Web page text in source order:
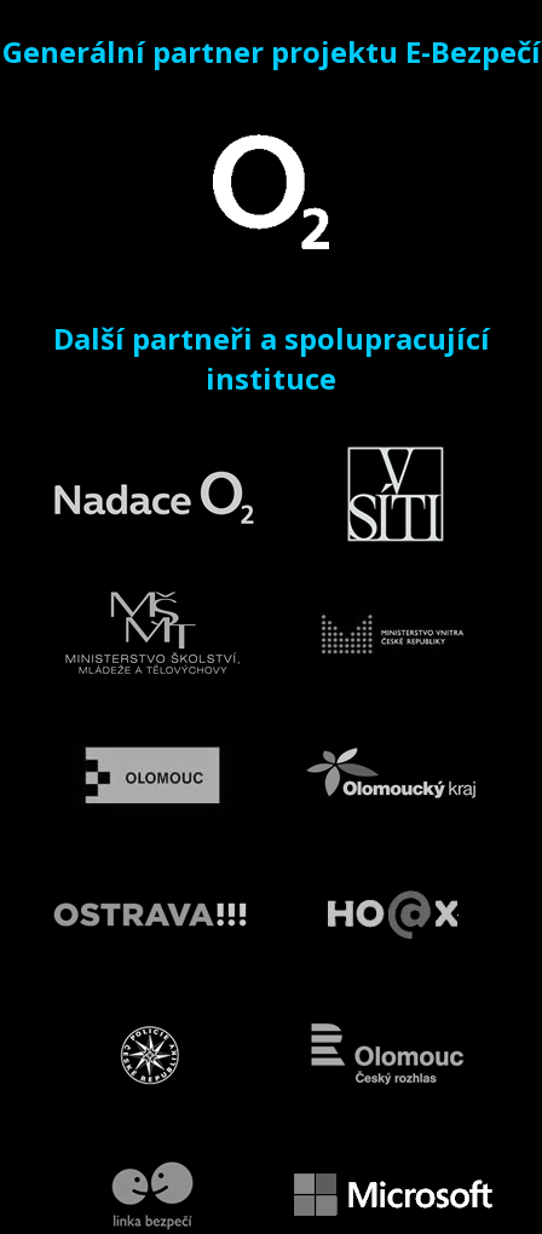
Generální partner projektu E-Bezpečí
Další partneři a spolupracující
instituce